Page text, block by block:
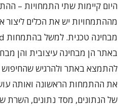
מההתמחויות יש את הכלים ליצור
באתר הן מבחינה עיצובית והן
את ההתמחות הראשונה ואותה
של הנתונים, מסד נתונים, השרת